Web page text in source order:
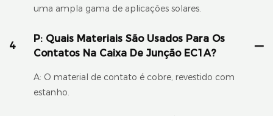
uma ampla gama de aplicações solares.
4
P: Quais Materiais São Usados ​​para Os
Contatos Na Caixa De Junção EC1A?
A: O material de contato é cobre, revestido com
estanho.